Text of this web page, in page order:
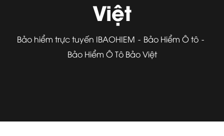
Việt
Bảo hiểm trực tuyến IBAOHIEM
Bảo Hiểm Ô tô
Bảo Hiểm Ô Tô Bảo Việt